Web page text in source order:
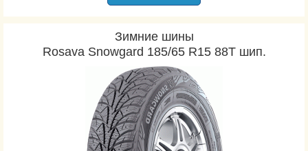
Зимние шины
Rosava Snowgard 185/65 R15 88T шип.